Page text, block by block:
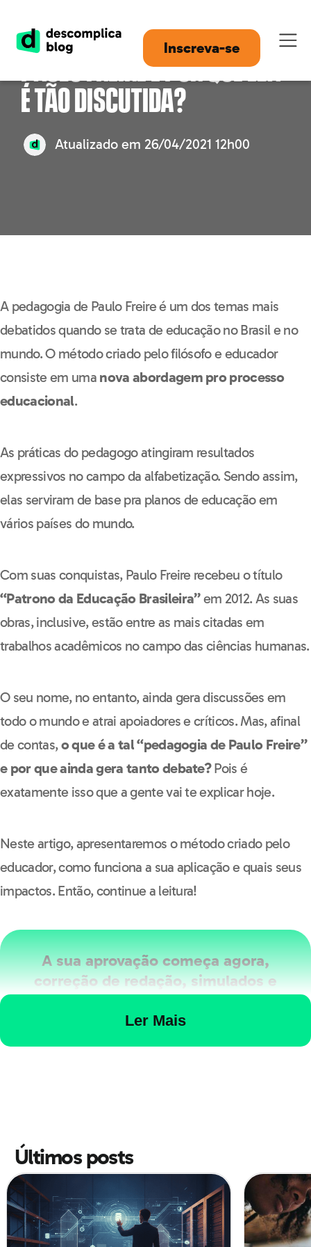
Inscreva-se
O que é a pedagogia de
Paulo Freire e por que ela
é tão discutida?
Atualizado em 26/04/2021 12h00
A pedagogia de Paulo Freire é um dos temas mais
debatidos quando se trata de educação no Brasil e no
mundo. O método criado pelo filósofo e educador
consiste em uma nova abordagem pro processo
educacional.
As práticas do pedagogo atingiram resultados
expressivos no campo da alfabetização. Sendo assim,
elas serviram de base pra planos de educação em
vários países do mundo.
Com suas conquistas, Paulo Freire recebeu o título
“Patrono da Educação Brasileira”em 2012. As suas
obras, inclusive, estão entre as mais citadas em
trabalhos acadêmicos no campo das ciências humanas.
O seu nome, no entanto, ainda gera discussões em
todo o mundo e atrai apoiadores e críticos. Mas, afinal
de contas,o que é a tal “pedagogia de Paulo Freire”
e por que ainda gera tanto debate?Pois é
exatamente isso que a gente vai te explicar hoje.
Neste artigo, apresentaremos o método criado pelo
educador, como funciona a sua aplicação e quais seus
impactos. Então, continue a leitura!
A sua aprovação começa agora,
correção de redação, simulados e
Freire?
Antes de tudo, é importante saber que Paulo Freire era
um crítico do modelo tradicional de educação, que ele
chamava de "bancário".O educador, natural de
Ler Mais
Últimos posts